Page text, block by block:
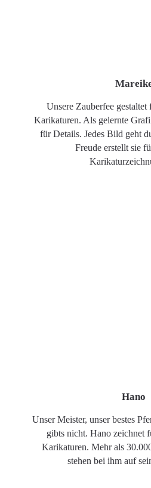
Unsere Zauberfee
Karikaturen. Als gelernte
für Details. Jedes Bild geht
Freude erstellt sie
Hano
Unser Meister, unser bestes
gibts nicht. Hano zeichnet
Karikaturen. Mehr als
stehen bei ihm auf